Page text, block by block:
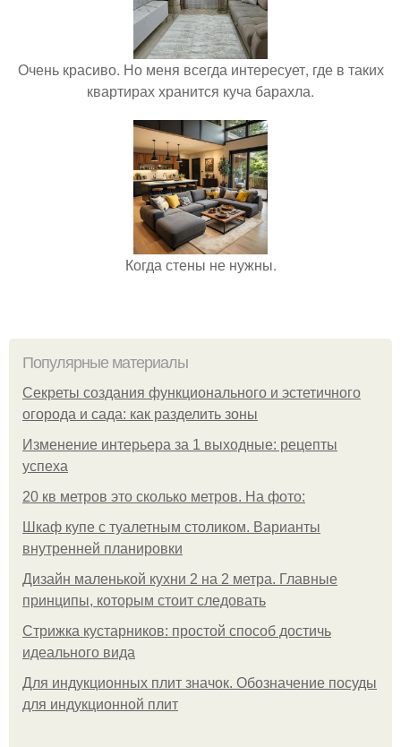
Очень красиво. Но меня всегда интересует, где в таких
квартирах хранится куча барахла.
Когда стены не нужны.
Популярные материалы
Секреты создания функционального и эстетичного
огорода и сада: как разделить зоны
Изменение интерьера за 1 выходные: рецепты
успеха
20 кв метров это сколько метров. На фото:
Шкаф купе с туалетным столиком. Варианты
внутренней планировки
Дизайн маленькой кухни 2 на 2 метра. Главные
принципы, которым стоит следовать
Стрижка кустарников: простой способ достичь
идеального вида
Для индукционных плит значок. Обозначение посуды
для индукционной плит